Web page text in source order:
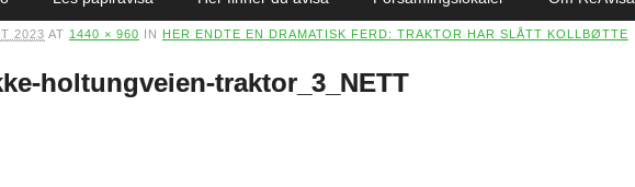
2023 AT 1440 × 960 IN HER ENDTE EN DRAMATISK FERD: TRAKTOR HAR SLÅTT KOLLBØTTE
holtungveien-traktor_3_NETT